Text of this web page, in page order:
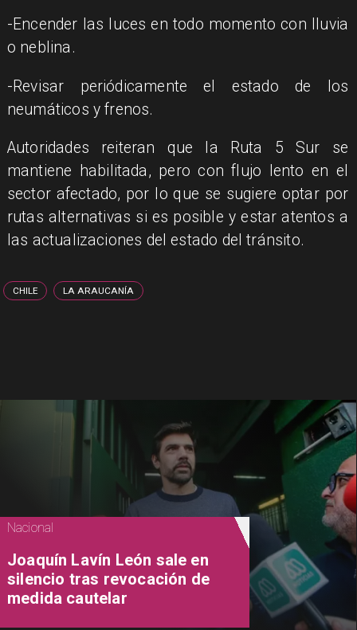
-Encender las luces en todo momento con lluvia
o neblina.
-Revisar periódicamente el estado de los
neumáticos y frenos.
​Autoridades reiteran que la Ruta 5 Sur se
mantiene habilitada, pero con flujo lento en el
sector afectado, por lo que se sugiere optar por
rutas alternativas si es posible y estar atentos a
las actualizaciones del estado del tránsito.
CHILE LA ARAUCANÍA
Nacional
Joaquín Lavín León sale en
silencio tras revocación de
medida cautelar